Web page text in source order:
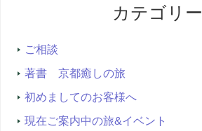
カテゴリー
ご相談
著書 京都癒しの旅
初めましてのお客様へ
現在ご案内中の旅&イベント